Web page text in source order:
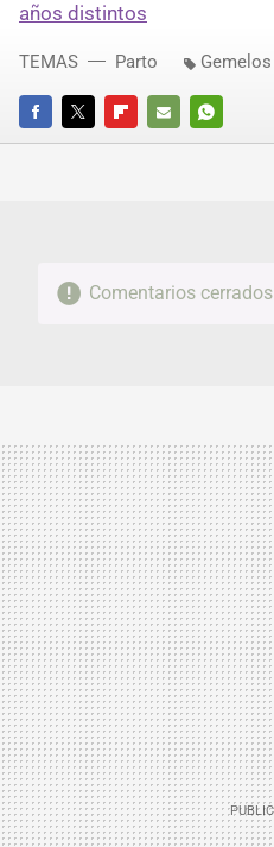
años distintos
FACEBOOKTWITTERFLIPBOARD
E-
WHATSAPP
TEMAS Parto Gemelos
Comentarios cerrados